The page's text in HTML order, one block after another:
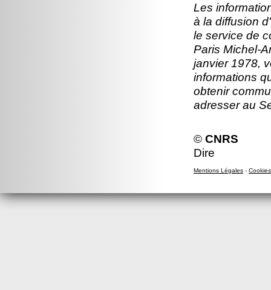
Les
à la diffusion
le service de
Paris Michel-
janvier 1978,
informations
obtenir
adresser au
© CNRS
Dire
Mentions Légales - Cookies